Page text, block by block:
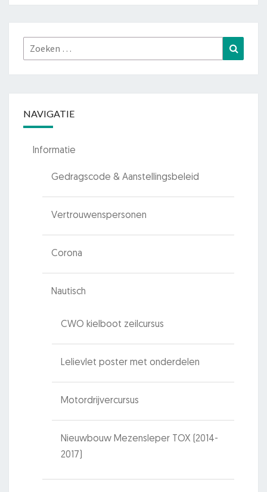
Zoeken
naar:
NAVIGATIE
Informatie
Gedragscode & Aanstellingsbeleid
Vertrouwenspersonen
Corona
Nautisch
CWO kielboot zeilcursus
Lelievlet poster met onderdelen
Motordrijvercursus
Nieuwbouw Mezensleper TOX (2014-
2017)